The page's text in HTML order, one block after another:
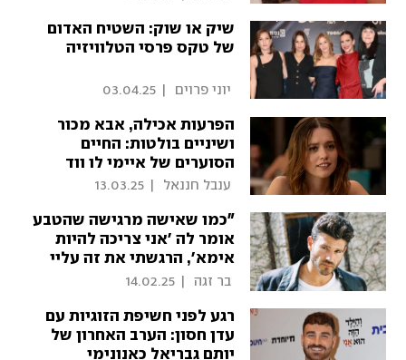
שיק או שוק: השטיח האדום
של טקס פרסי הטלוויזיה
יוני פרוים 03.04.25
הפרעות אכילה, אבא מכור
ושיניים בולטות: החיים
הסוערים של איימי לו ווד
מ"הלוטוס הלבן"
ענבל חננאל 13.03.25
״כמו שאישה מרגישה שהטבע
אומר לה 'אני צריכה להיות
אימא', הרגשתי את זה עליי
כגבר"
בר זגה 14.02.25
רגע לפני חשיפת הזוגיות עם
עדן חסון: הערב האחרון של
יותם גבריאל כאנונימי